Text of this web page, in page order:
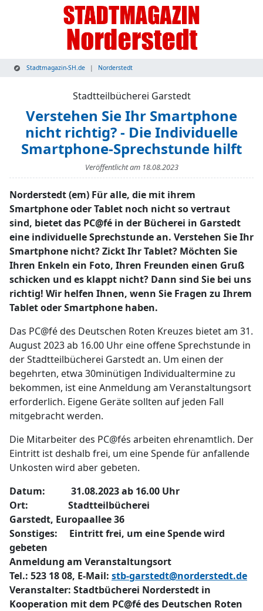
Stadtmagazin-SH.de Norderstedt
Stadtteilbücherei Garstedt
Verstehen Sie Ihr Smartphone
nicht richtig? - Die Individuelle
Smartphone-Sprechstunde hilft
Veröffentlicht am 18.08.2023
Norderstedt (em) Für alle, die mit ihrem
Smartphone oder Tablet noch nicht so vertraut
sind, bietet das PC@fé in der Bücherei in Garstedt
eine individuelle Sprechstunde an. Verstehen Sie Ihr
Smartphone nicht? Zickt Ihr Tablet? Möchten Sie
Ihren Enkeln ein Foto, Ihren Freunden einen Gruß
schicken und es klappt nicht? Dann sind Sie bei uns
richtig! Wir helfen Ihnen, wenn Sie Fragen zu Ihrem
Tablet oder Smartphone haben.
Das PC@fé des Deutschen Roten Kreuzes bietet am 31.
August 2023 ab 16.00 Uhr eine offene Sprechstunde in
der Stadtteilbücherei Garstedt an. Um einen der
begehrten, etwa 30minütigen Individualtermine zu
bekommen, ist eine Anmeldung am Veranstaltungsort
erforderlich. Eigene Geräte sollten auf jeden Fall
mitgebracht werden.
Die Mitarbeiter des PC@fés arbeiten ehrenamtlich. Der
Eintritt ist deshalb frei, um eine Spende für anfallende
Unkosten wird aber gebeten.
Datum: 31.08.2023 ab 16.00 Uhr
Ort: Stadtteilbücherei
Garstedt, Europaallee 36
Sonstiges: Eintritt frei, um eine Spende wird
gebeten
Anmeldung am Veranstaltungsort
Tel.: 523 18 08, E-Mail: stb-garstedt@norderstedt.de
Veranstalter: Stadtbücherei Norderstedt in
Kooperation mit dem PC@fé des Deutschen Roten